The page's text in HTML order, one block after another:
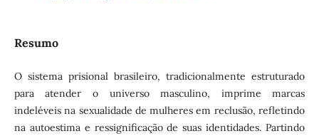
Resumo
O sistema prisional brasileiro, tradicionalmente estruturado
para atender o universo masculino, imprime marcas
indeléveis na sexualidade de mulheres em reclusão, refletindo
na autoestima e ressignificação de suas identidades. Partindo